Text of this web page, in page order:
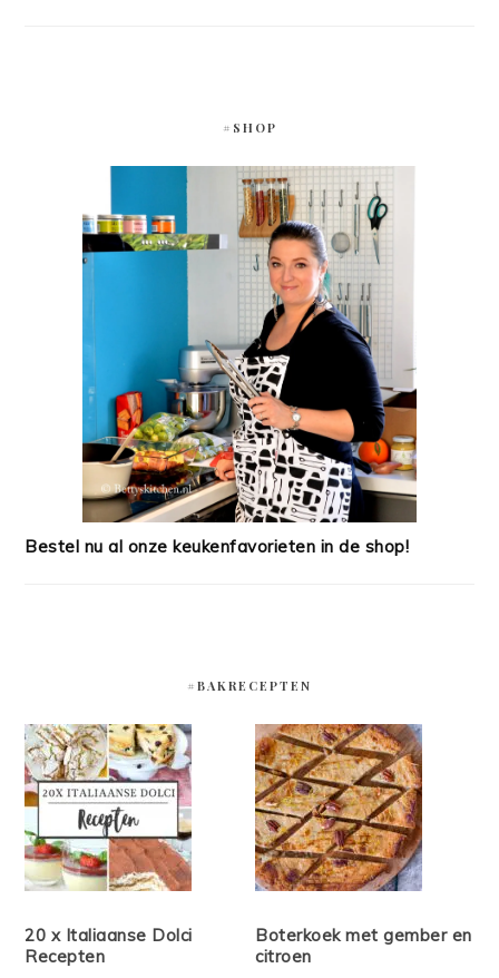
#SHOP
Bestel nu al onze keukenfavorieten in de shop!
#BAKRECEPTEN
20 x Italiaanse Dolci
Recepten
Boterkoek met gember en
citroen